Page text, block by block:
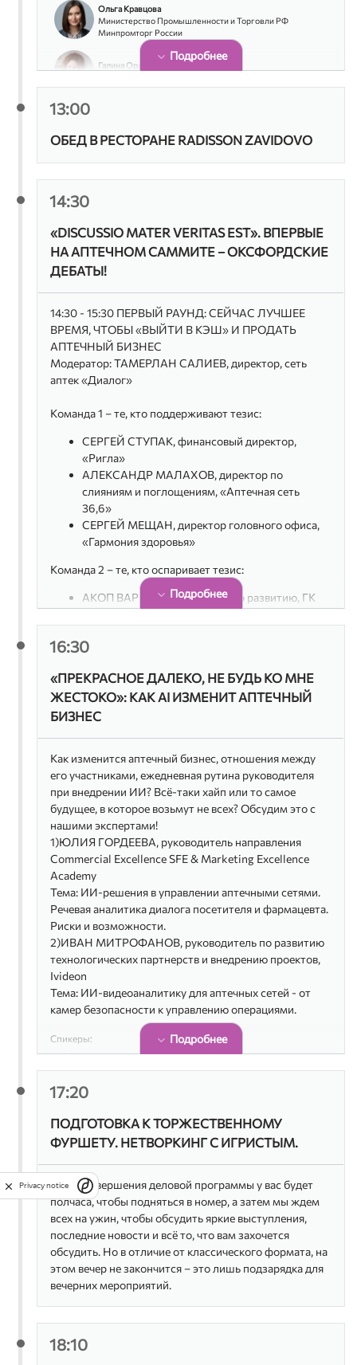
Подробнее
Ольга Кравцова
Министерство Промышленности и Торговли РФ
Минпромторг России
Галина Орлова
Борис Попов
генеральный директор, АС «Ригла»
Директор по развитию, НПК Катрен
13:00
ОБЕД В РЕСТОРАНЕ RADISSON ZAVIDOVO
14:30
Подробнее
«DISCUSSIO MATER VERITAS EST». ВПЕРВЫЕ
НА АПТЕЧНОМ САММИТЕ – ОКСФОРДСКИЕ
ДЕБАТЫ!
14:30 - 15:30 ПЕРВЫЙ РАУНД: СЕЙЧАС ЛУЧШЕЕ
ВРЕМЯ, ЧТОБЫ «ВЫЙТИ В КЭШ» И ПРОДАТЬ
АПТЕЧНЫЙ БИЗНЕС
Модератор: ТАМЕРЛАН САЛИЕВ, директор, сеть
аптек «Диалог»
Команда 1 – те, кто поддерживают тезис:
СЕРГЕЙ СТУПАК, финансовый директор,
«Ригла»
АЛЕКСАНДР МАЛАХОВ, директор по
слияниям и поглощениям, «Аптечная сеть
36,6»
СЕРГЕЙ МЕЩАН, директор головного офиса,
«Гармония здоровья»
Команда 2 – те, кто оспаривает тезис:
АКОП ВАРПЕТЯН, директор по развитию, ГК
директор, «Аптека Фарма»
«Таблеточка»
15:30-15:40 Перерыв
15:40 -16:40 ВТОРОЙ РАУНД: «АПТЕЧНЫМ СЕТЯМ
НЕ НУЖНА СОБСТВЕННАЯ ЛОГИСТИКА – ПУСТЬ
ЕЮ ЗАНИМАЕТСЯ ДИСТРИБЬЮТОР»
Модератор: ОЛЕГ ГОНЧАРОВ, эксперт в области
фармацевтического маркетинга и продаж, бизнес-
тренер, ведущий канала Mediametrics
Команда 1 – те, кто поддерживает тезис:
СЕРГЕЙ ДЁМИН, коммерческий директор,
союза «Созвездие»
Команда 2 - те, кто опровергают тезис:
ЕГОР БУДРИН, директор, «Твой доктор» и
«Здесь Аптека»
АНДРЕЙ ТКАЧЕНКО, директор коммерческих
Модераторы:
Тамерлан Салиев
директор, сеть аптек «Диалог»
Олег Гончаров
эксперт в области фармацевтического маркетинга и
продаж, бизнес-тренер, ведущий канала Mediametrics.
Спикеры:
16:30
Подробнее
«ПРЕКРАСНОЕ ДАЛЕКО, НЕ БУДЬ КО МНЕ
ЖЕСТОКО»: КАК AI ИЗМЕНИТ АПТЕЧНЫЙ
БИЗНЕС
Как изменится аптечный бизнес, отношения между
его участниками, ежедневная рутина руководителя
при внедрении ИИ? Всё-таки хайп или то самое
будущее, в которое возьмут не всех? Обсудим это с
нашими экспертами!
1)ЮЛИЯ ГОРДЕЕВА, руководитель направления
Commercial Excellence SFE & Marketing Excellence
Academy
Тема: ИИ-решения в управлении аптечными сетями.
Речевая аналитика диалога посетителя и фармацевта.
Риски и возможности.
2)ИВАН МИТРОФАНОВ, руководитель по развитию
технологических партнерств и внедрению проектов,
Ivideon
Тема: ИИ-видеоаналитику для аптечных сетей - от
камер безопасности к управлению операциями.
Спикеры:
Руководитель направления Commercial, SFE&Marketing
руководитель по развитию технологических партнерств
и внедрению проектов, Мобильные Видеорешения
ООО Ivideon
17:20
ПОДГОТОВКА К ТОРЖЕСТВЕННОМУ
ФУРШЕТУ. НЕТВОРКИНГ С ИГРИСТЫМ.
После завершения деловой программы у вас будет
полчаса, чтобы подняться в номер, а затем мы ждем
всех на ужин, чтобы обсудить яркие выступления,
последние новости и всё то, что вам захочется
обсудить. Но в отличие от классического формата, на
этом вечер не закончится – это лишь подзарядка для
вечерних мероприятий.
18:10
Privacy notice